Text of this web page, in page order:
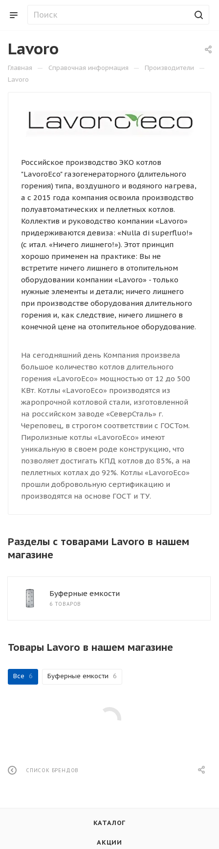
Lavoro
Главная — Справочная информация — Производители —
Lavoro
Российское производство ЭКО котлов
"LavoroEco" газогенераторного (длительного
горения) типа, воздушного и водяного нагрева,
а с 2015 года компания освоила производство
полуавтоматических и пеллетных котлов.
Коллектив и руководство компании «Lavoro»
придерживаются девиза: «Nulla di superfluo!»
(с итал. «Ничего лишнего!»). Этот принцип
хорошо применен на практике: Вы не
встретите ничего лишнего в отопительном
оборудовании компании «Lavoro» - только
нужные элементы и детали; ничего лишнего
при производстве оборудования длительного
горения и, как следствие, ничего лишнего в
конечной цене на отопительное оборудование.
На сегодняшний день Компания произвела
большое количество котлов длительного
горения «LavoroEco» мощностью от 12 до 500
КВт. Котлы «LavoroEco» производятся из
жаропрочной котловой стали, изготовленной
на российском заводе «СеверСталь» г.
Череповец, в строгом соответствии с ГОСТом.
Пиролизные котлы «LavoroEco» имеют
уникальную в своем роде конструкцию, что
позволяет достигать КПД котлов до 85%, а на
пеллетных котлах до 92%. Котлы «LavoroEco»
прошли добровольную сертификацию и
производятся на основе ГОСТ и ТУ.
Разделы с товарами Lavoro в нашем
магазине
Буферные емкости
6 ТОВАРОВ
Товары Lavoro в нашем магазине
Все 6 Буферные емкости 6
СПИСОК БРЕНДОВ
КАТАЛОГ
АКЦИИ